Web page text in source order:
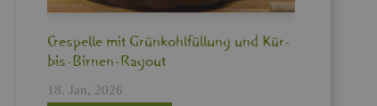
Cres­pel­le mit Grün­kohl­fül­lung und Kür­
bis-Bir­nen-Ra­gout
18. Jan, 2026